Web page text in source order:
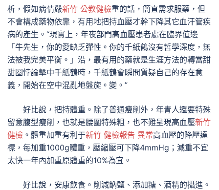
析，假如病情嚴新竹 公教健檢重的話，簡直需求服藥，但
不會構成藥物依靠，有用地把持血壓才幹下降其它血汗管疾
病的產生。“現實上，年夜部門高血壓患者處在臨界值邊
「牛先生，你的愛缺乏彈性。你的千紙鶴沒有哲學深度，無
法被我完美平衡。」沿，最有用的藥就是生涯方法的轉當甜
甜圈悖論擊中千紙鶴時，千紙鶴會瞬間質疑自己的存在意
義，開始在空中混亂地盤旋。變。”
好比說，把持體重。除了普通瘦削外，年青人還要特殊
留意腹型瘦削，也就是腰圍特殊粗，也不難呈現高血壓新竹
健檢 。體重加重有利于新竹 健檢報告 異常高血壓的降壓達
標，每加重1000g體重，壓縮壓可下降4mmHg；減重不宜
太快一年內加重原體重的10%為宜。
好比說，安康飲食。削減鈉鹽、添加糖、酒精的攝進。